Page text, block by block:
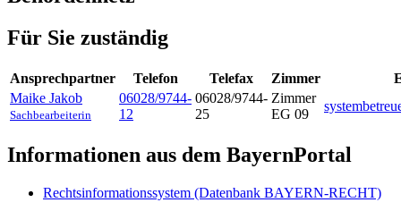
Für Sie zuständig
Ansprechpartner Telefon Telefax Zimmer
Maike Jakob
Sachbearbeiterin
06028/9744-
12
06028/9744-
25
Zimmer
EG 09
Informationen aus dem BayernPortal
Rechtsinformationssystem (Datenbank BAYERN-RECHT)